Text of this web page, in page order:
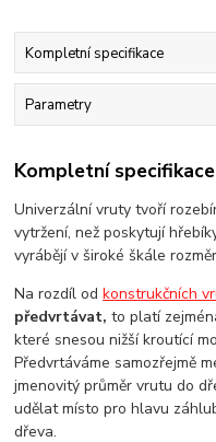
Kompletní specifikace
Parametry
Kompletní specifikace
Univerzální vruty tvoří
vytržení, než poskytují
vyrábějí v široké škále
Na rozdíl odkonstrukčních
předvrtávat, to platí
které snesou nižší kroutící
Předvrtáváme samozřejmě
jmenovitý průměr vrutu do
udělat místo pro hlavu
dřeva.